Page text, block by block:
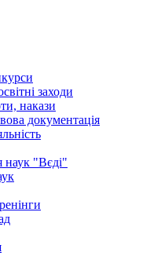
заходи
накази
документація
наук "Вєді"